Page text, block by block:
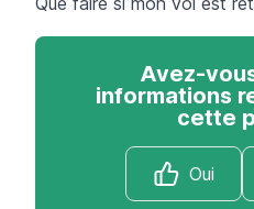
Avez-
informations
cette
Oui